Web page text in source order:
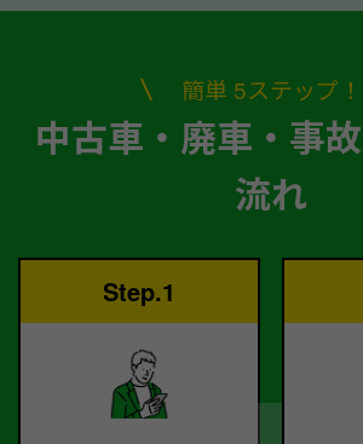
簡単 5ステップ！
中古車・廃車・事
流れ
Step.1